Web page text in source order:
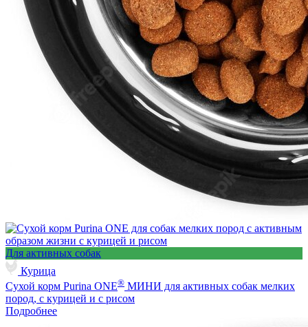
Для активных собак
Курица
Сухой корм Purina ONE® МИНИ для активных собак мелких
пород, с курицей и с рисом
Подробнее